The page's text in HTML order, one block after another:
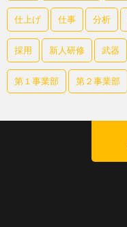
仕上げ 仕事 分析
採用 新人研修 武器
第１事業部 第２事業部